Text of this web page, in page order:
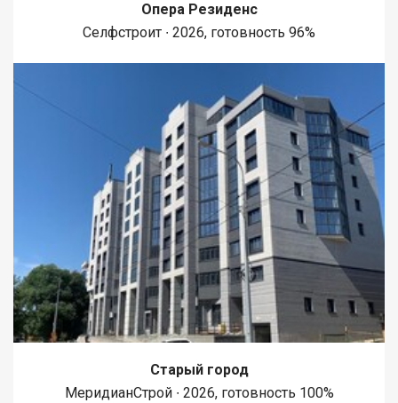
Опера Резиденс
Селфстроит ∙ 2026, готовность 96%
Старый город
МеридианСтрой ∙ 2026, готовность 100%